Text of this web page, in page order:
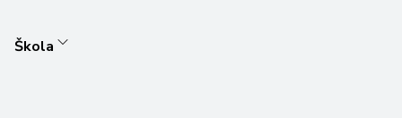
Škola